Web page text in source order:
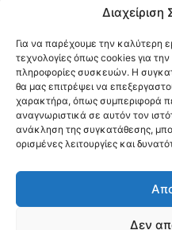
Για να παρέχουμε την καλύτερη
τεχνολογίες όπως cookies για
πληροφορίες συσκευών. Η
θα μας επιτρέψει να
χαρακτήρα, όπως συμπεριφορά
αναγνωριστικά σε αυτόν τον
ανάκληση της συγκατάθεσης,
ορισμένες λειτουργίες και
Δεν
Επικοινωνία:
Videos